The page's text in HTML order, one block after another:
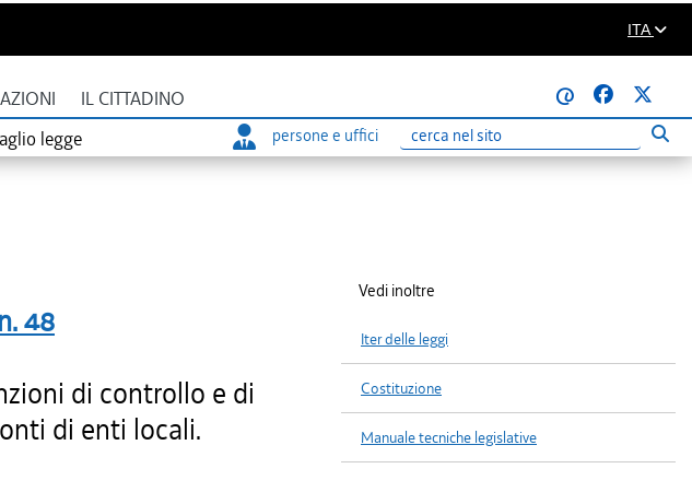
ITA
IL CITTADINO
@
legge persone e uffici
Ricerca
48
di controllo e di
di enti locali.
Vedi inoltre
Iter delle leggi
Costituzione
Manuale tecniche legislative